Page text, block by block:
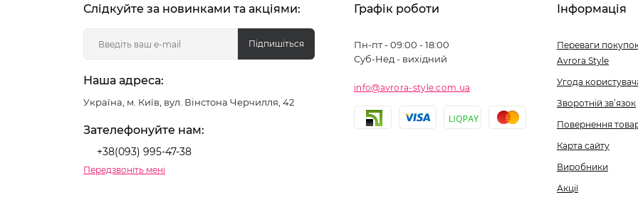
Слідкуйте за новинками та акціями:
Підпишіться
Наша адреса:
Україна, м. Київ, вул. Вінстона Черчилля, 42
Зателефонуйте нам:
+38(093) 995-47-38
Передзвоніть мені
Графік роботи
Пн-пт - 09:00 - 18:00
Суб-Нед - вихідний
info@avrora-style.com.ua
Інформація
Переваги
Avrora Style
Угода
Зворотній зв’язок
Повернення
Карта сайту
Виробники
Акції